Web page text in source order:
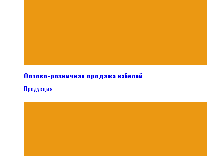
Оптово-розничная продажа кабелей
Продукция